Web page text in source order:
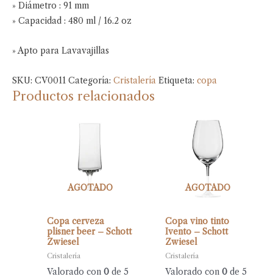
» Diámetro : 91 mm
» Capacidad : 480 ml / 16.2 oz
» Apto para Lavavajillas
SKU: CV0011 Categoría: Cristalería Etiqueta: copa
Productos relacionados
AGOTADO
Copa cerveza
plisner beer – Schott
Zwiesel
Cristalería
Valorado con0 de 5
AGOTADO
Copa vino tinto
Ivento – Schott
Zwiesel
Cristalería
Valorado con 0de 5